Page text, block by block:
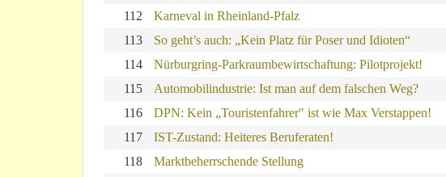
112
Karneval in Rheinland-Pfalz
113
So geht’s auch: „Kein Platz für Poser und Idioten“
114
Nürburgring-Parkraumbewirtschaftung: Pilotprojekt!
115
Automobilindustrie: Ist man auf dem falschen Weg?
116
DPN: Kein „Touristenfahrer" ist wie Max Verstappen!
117
IST-Zustand: Heiteres Beruferaten!
118
Marktbeherrschende Stellung